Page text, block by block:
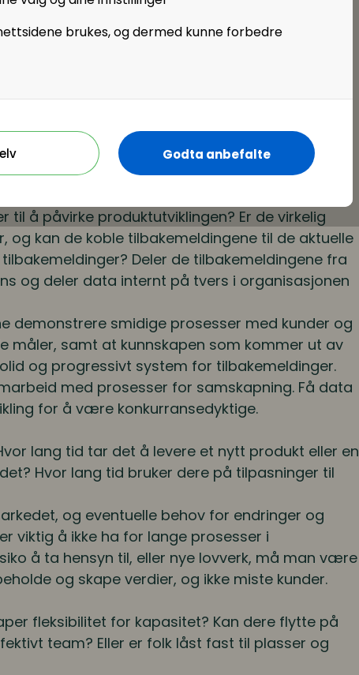
brukes, og dermed kunne forbedre
Godta anbefalte
en virksomhet er agil?
er agil, så ville hun sett på følgende
Har de nok undersøkelser til å forstå
kunder? Samarbeider de mye med kunden?
til å påvirke produktutviklingen? Er de virkelig
og kan de koble tilbakemeldingene til de aktuelle
Deler de tilbakemeldingene fra
og deler data internt på tvers i organisasjonen
demonstrere smidige prosesser med kunder og
samt at kunnskapen som kommer ut av
og progressivt system for tilbakemeldinger.
med prosesser for samskapning. Få data
for å være konkurransedyktige.
lang tid tar det å levere et nytt produkt eller en
Hvor lang tid bruker dere på tilpasninger til
og eventuelle behov for endringer og
viktig å ikke ha for lange prosesser i
å ta hensyn til, eller nye lovverk, må man være
og skape verdier, og ikke miste kunder.
fleksibilitet for kapasitet? Kan dere flytte på
team? Eller er folk låst fast til plasser og